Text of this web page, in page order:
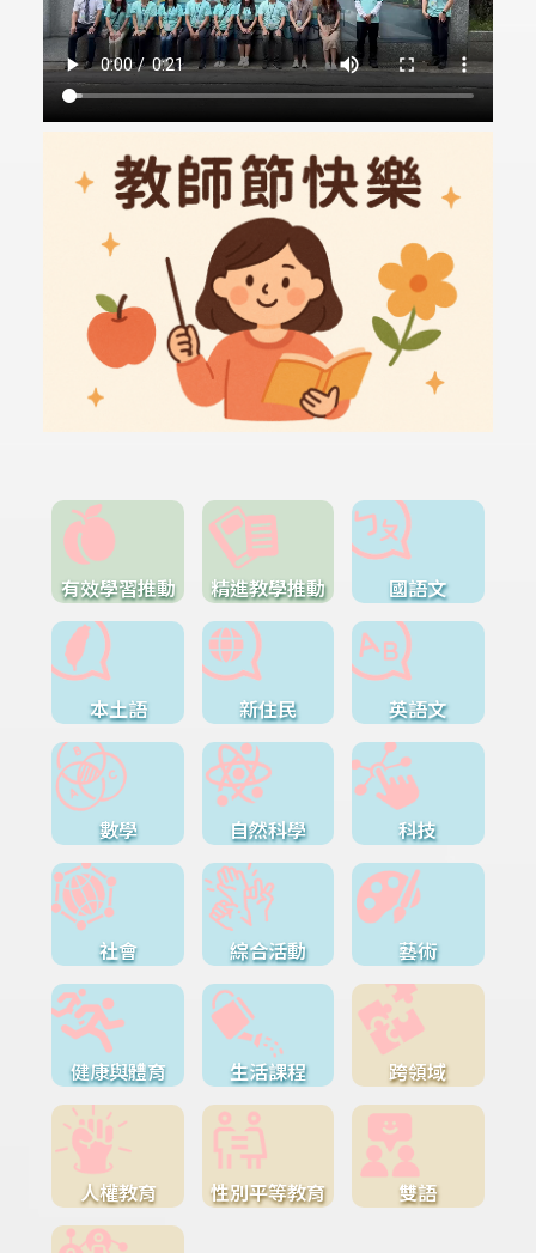
有效學習推動 精進教學推動 國語文
本土語 新住民 英語文
數學 自然科學 科技
社會 綜合活動 藝術
健康與體育 生活課程 跨領域
人權教育 性別平等教育 雙語